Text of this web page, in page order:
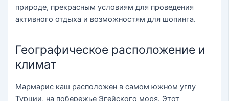
природе, прекрасным условиям для проведения
активного отдыха и возможностям для шопинга.
Географическое расположение и
климат
Мармарис каш расположен в самом южном углу
Турции, на побережье Эгейского моря. Этот